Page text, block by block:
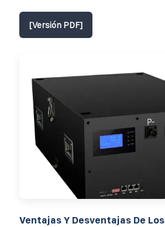
[Versión PDF]
Ventajas Y Desventajas De